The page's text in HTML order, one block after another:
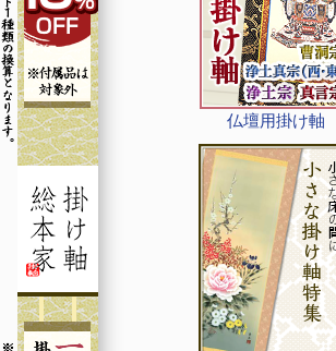
仏壇用掛け軸